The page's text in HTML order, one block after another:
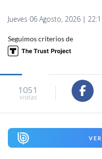
Jueves 06 Agosto, 2026 |
Seguimos criterios de
1051
visitas